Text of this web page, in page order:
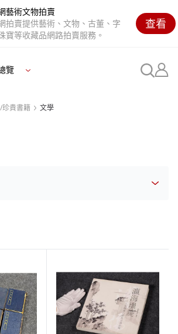
藝術文物拍賣
拍賣提供藝術、文物、古董、字
寶等收藏品網路拍賣服務。
查看
覽
貴書籍 文學